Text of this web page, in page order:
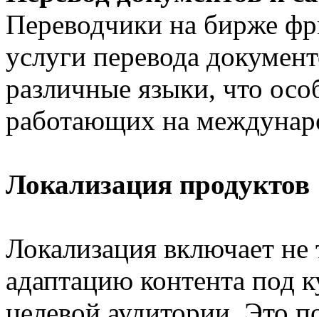
Переводчики на бирже
услуги перевода
различные языки, что
работающих на
Локализация продуктов
Локализация включает не
адаптацию контента под